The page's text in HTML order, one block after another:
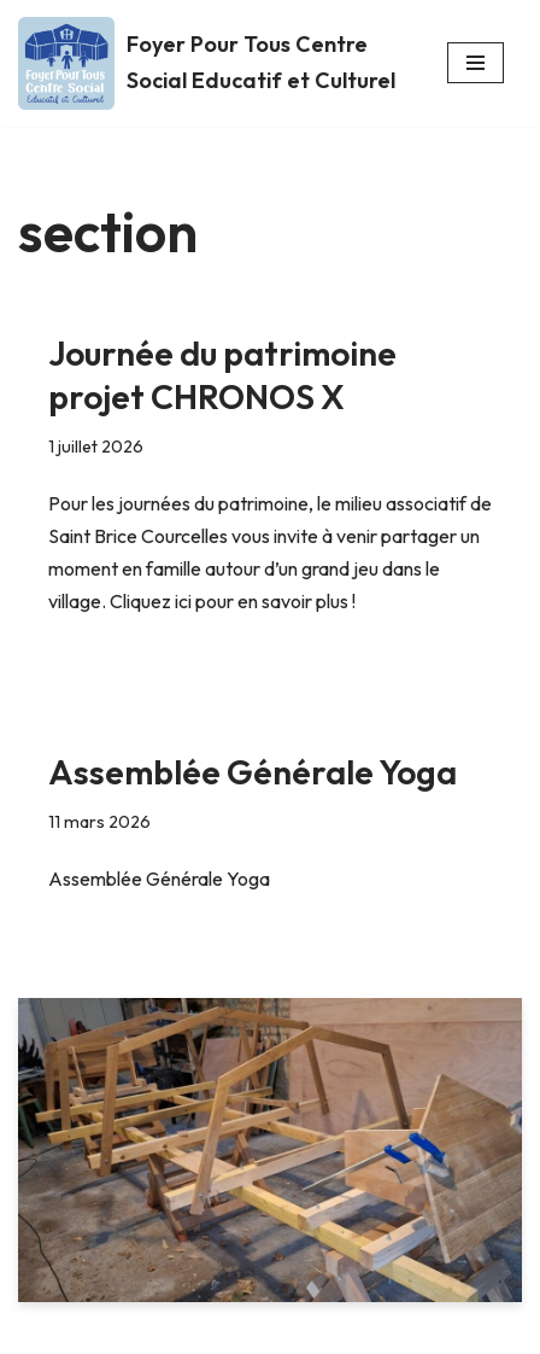
Aller
au
Foyer Pour Tous Centre
Social Educatif et Culturel
section
Journée du patrimoine
projet CHRONOS X
1 juillet 2026
Pour les journées du patrimoine, le milieu associatif de
Saint Brice Courcelles vous invite à venir partager un
moment en famille autour d’un grand jeu dans le
village. Cliquez ici pour en savoir plus !
Assemblée Générale Yoga
11 mars 2026
Assemblée Générale Yoga